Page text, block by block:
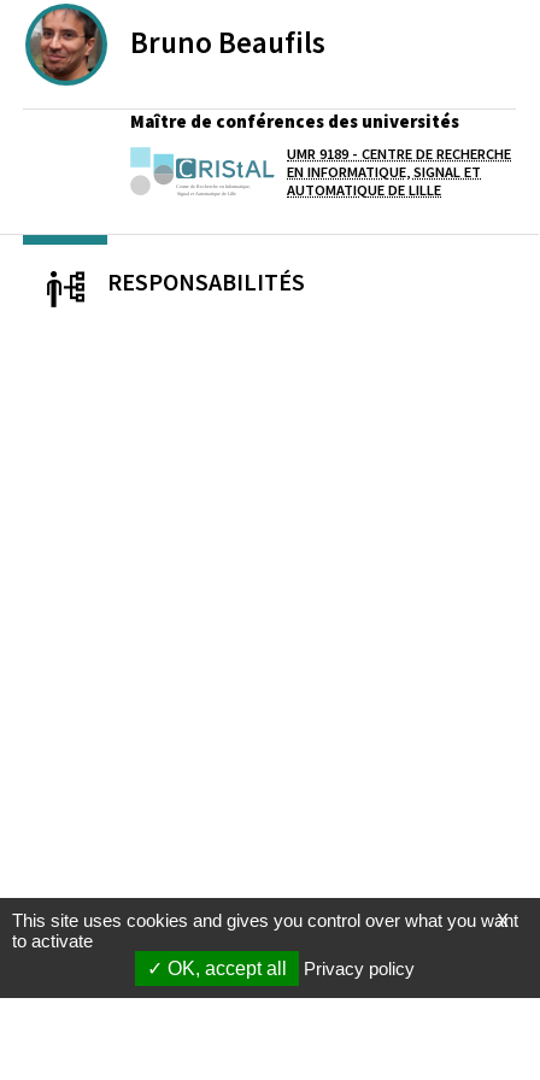
Bruno Beaufils
Maître de conférences des universités
Laboratoire / équipe
UMR 9189 - CENTRE DE RECHERCHE
EN INFORMATIQUE, SIGNAL ET
AUTOMATIQUE DE LILLE
RESPONSABILITÉS
X
This site uses cookies and gives you control over what you want
to activate
OK, accept all
Privacy policy